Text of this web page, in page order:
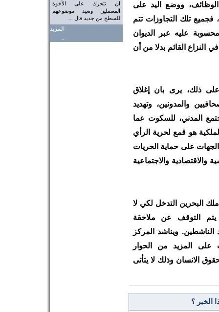
ان نتحرك على الأخوة
المعتقلين ونعيد موضوعهم
للسطح من جديد فال ...
المزيد
..
ووضع اليد على
فجميع تلك التجاوزات تتم
عليه عبر الديوان
النزاع القائم بدلا من أن
ذلك، يرى بان إغلاق
والمدونين، وتهديد
المدني، للسكوت عما
هو قمع لحرية الرأي
على حماية الحريات
والاقتصادية والاجتماعية
البحرين التدخل لكي لا
التوقف عن ملاحقة
الناشطين. ويناشد المركز
المزيد من الحوار
الانسان وذلك لا يتأتى
الخبر ؟